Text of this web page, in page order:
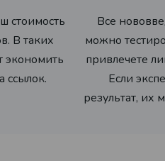
стоимость
В таких
экономить
ссылок.
Все
можно
привлечете
Если
результат, их